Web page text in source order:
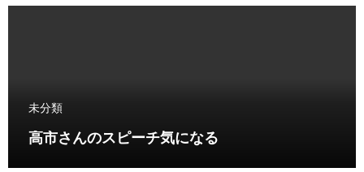
未分類
高市さんのスピーチ気になる